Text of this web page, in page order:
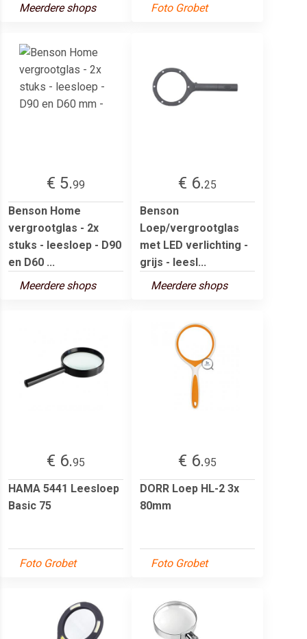
Meerdere shops
Foto Grobet
€ 5.99
Benson Home
vergrootglas - 2x
stuks - leesloep - D90
en D60 ...
Meerdere shops
€ 6.25
Benson
Loep/vergrootglas
met LED verlichting -
grijs - leesl...
Meerdere shops
€ 6.95
HAMA 5441 Leesloep
Basic 75
Foto Grobet
€ 6.95
DORR Loep HL-2 3x
80mm
Foto Grobet